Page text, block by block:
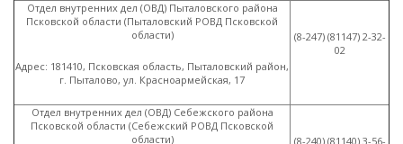
Отдел внутренних дел (ОВД) Пыталовского района
Псковской области (Пыталовский РОВД Псковской
области)
Адрес: 181410, Псковская область, Пыталовский район,
г. Пыталово, ул. Красноармейская, 17
(8-247) (81147) 2-32-
02
Отдел внутренних дел (ОВД) Себежского района
Псковской области (Себежский РОВД Псковской
области)
(8-240) (81140) 3-56-